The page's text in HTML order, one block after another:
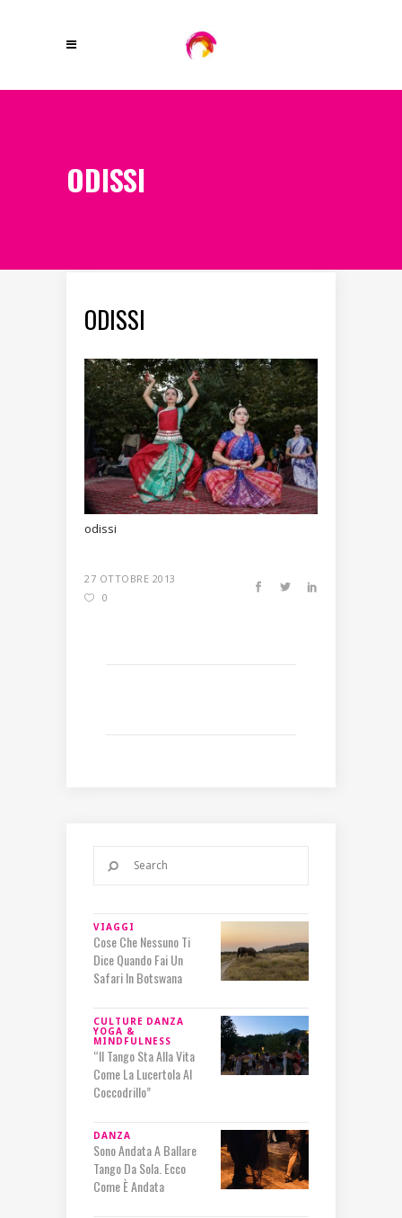
ODISSI
ODISSI
odissi
27 OTTOBRE 2013
0
VIAGGI
Cose Che Nessuno Ti
Dice Quando Fai Un
Safari In Botswana
CULTURE DANZA
YOGA &
MINDFULNESS
“Il Tango Sta Alla Vita
Come La Lucertola Al
Coccodrillo”
DANZA
Sono Andata A Ballare
Tango Da Sola. Ecco
Come È Andata